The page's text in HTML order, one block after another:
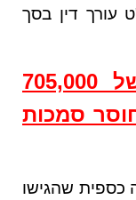
ושכ"ט עורך דין בסך
מחיקת תביעה בסכום של 705,000
סמכות
כספית שהגישו